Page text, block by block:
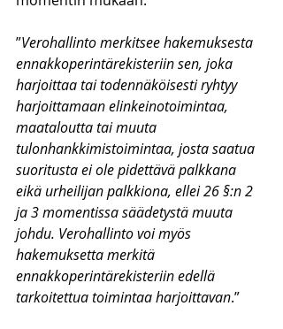
”Verohallinto merkitsee hakemuksesta
ennakkoperintärekisteriin sen, joka
harjoittaa tai todennäköisesti ryhtyy
harjoittamaan elinkeinotoimintaa,
maataloutta tai muuta
tulonhankkimistoimintaa, josta saatua
suoritusta ei ole pidettävä palkkana
eikä urheilijan palkkiona, ellei 26 §:n 2
ja 3 momentissa säädetystä muuta
johdu. Verohallinto voi myös
hakemuksetta merkitä
ennakkoperintärekisteriin edellä
tarkoitettua toimintaa harjoittavan.”